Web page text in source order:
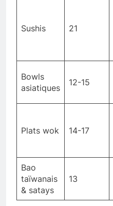
Sushis 21
Bowls
asiatiques
12-15
Plats wok 14-17
Bao
taïwanais
& satays
13